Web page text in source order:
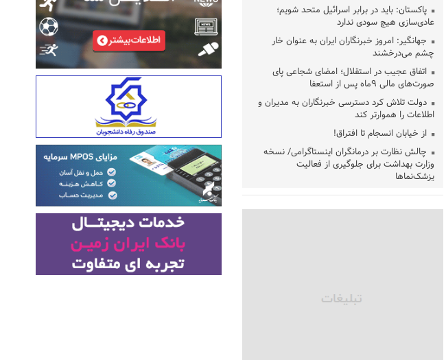
پاکستان: باید در برابر اسرائیل متحد شویم؛
عادی‌سازی هیچ سودی ندارد
جهانگیر: امروز خبرنگاران ایران به عنوان خار
چشم می‌درخشند
اتفاق عجیب در استقلال؛ امضای شجاعی پای
صورت‌های مالی ٩ماه پس از استعفا
دولت تلاش کرد دسترسی خبرنگاران به مدیران و
اطلاعات را هموارتر کند
از خیابان انسجام تا افتراق!
چالش نظارت بر درمانگران اینستاگرامی/ نسخه
وزارت بهداشت برای جلوگیری از فعالیت
پزشک‌نماها
پشتیبانی از زنجیره ارزش بادام زمینی در اولویت
حمایت از مرزنشینان نباید به زیان تولید باشد/
مواد اولیه با کولبری وارد شود